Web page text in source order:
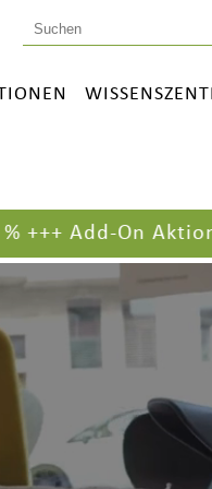
On Aktion für